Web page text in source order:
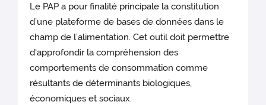
Le PAP a pour finalité principale la constitution
d’une plateforme de bases de données dans le
champ de l’alimentation. Cet outil doit permettre
d'approfondir la compréhension des
comportements de consommation comme
résultants de déterminants biologiques,
économiques et sociaux.